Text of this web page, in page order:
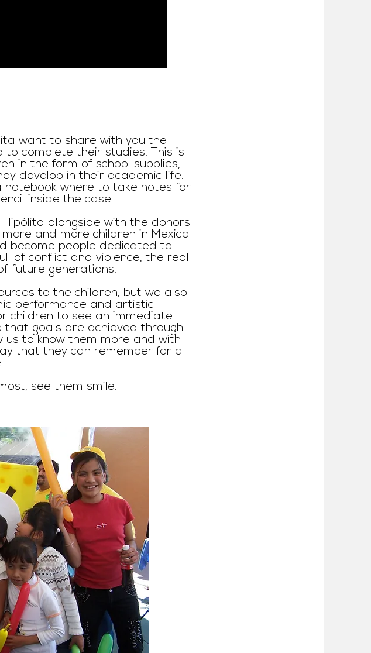
want to share with you the
to complete their studies. This is
in the form of school supplies,
develop in their academic life.
notebook where to take notes for
inside the case.
Hipólita alongside with the donors
and more children in Mexico
become people dedicated to
of conflict and violence, the real
future generations.
to the children, but we also
performance and artistic
children to see an immediate
goals are achieved through
us to know them more and with
that they can remember for a
see them smile.